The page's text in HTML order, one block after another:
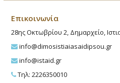
Επικοινωνία
28ης Οκτωβρίου 2, Δημαρχείο,
info@dimosistiaiasaidipsou.gr
info@istaid.gr
Τηλ: 2226350010